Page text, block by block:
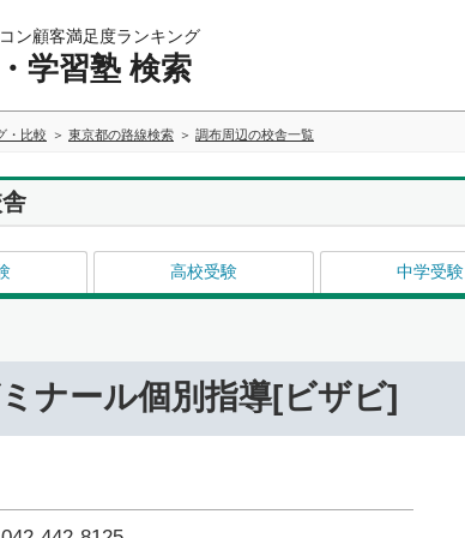
ン顧客満足度ランキング
学習塾 検索
・比較 東京都の路線検索 調布周辺の校舎一覧
高校受験 中学受験
ナール個別指導[ビザビ]